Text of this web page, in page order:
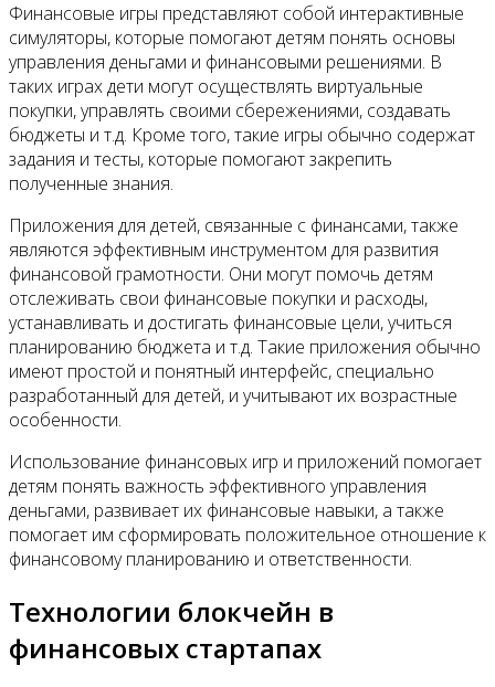
Финансовые игры представляют собой интерактивные
симуляторы, которые помогают детям понять основы
управления деньгами и финансовыми решениями. В
таких играх дети могут осуществлять виртуальные
покупки, управлять своими сбережениями, создавать
бюджеты и т.д. Кроме того, такие игры обычно содержат
задания и тесты, которые помогают закрепить
полученные знания.
Приложения для детей, связанные с финансами, также
являются эффективным инструментом для развития
финансовой грамотности. Они могут помочь детям
отслеживать свои финансовые покупки и расходы,
устанавливать и достигать финансовые цели, учиться
планированию бюджета и т.д. Такие приложения обычно
имеют простой и понятный интерфейс, специально
разработанный для детей, и учитывают их возрастные
особенности.
Использование финансовых игр и приложений помогает
детям понять важность эффективного управления
деньгами, развивает их финансовые навыки, а также
помогает им сформировать положительное отношение к
финансовому планированию и ответственности.
Технологии блокчейн в
финансовых стартапах